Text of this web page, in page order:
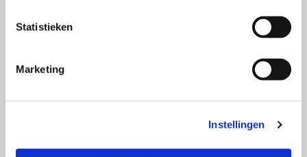
Statistieken
Marketing
Instellingen
(EN)
2.5dagen